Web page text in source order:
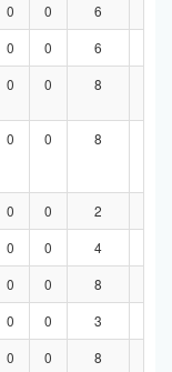
0 0 6
0 0 6
0 0 8
0 0 8
0 0 2
0 0 4
0 0 8
0 0 3
0 0 8